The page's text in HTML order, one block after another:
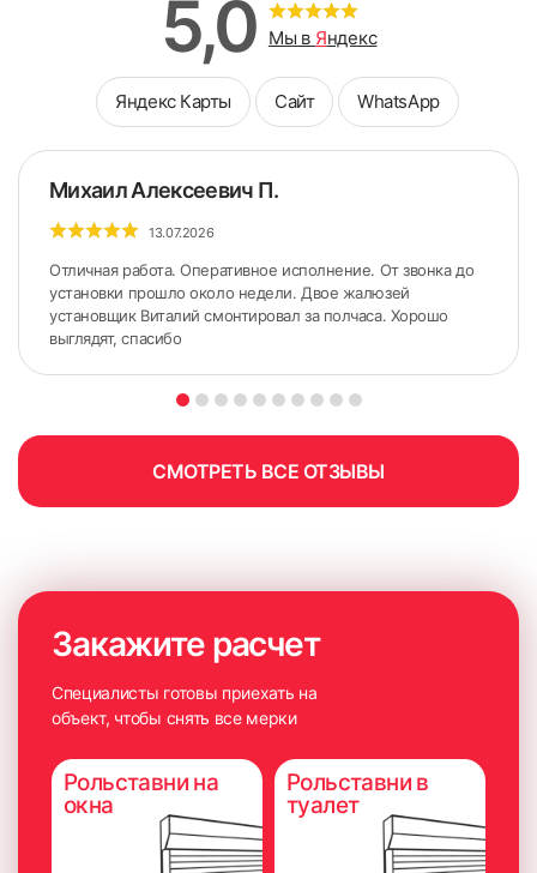
5,0 Мы в Яндекс
Яндекс Карты Сайт WhatsApp
Михаил Алексеевич П.
13.07.2026
Отличная работа. Оперативное исполнение. От звонка до
установки прошло около недели. Двое жалюзей
установщик Виталий смонтировал за полчаса. Хорошо
выглядят, спасибо
СМОТРЕТЬ ВСЕ ОТЗЫВЫ
Закажите расчет
Специалисты готовы приехать на
объект, чтобы снять все мерки
Рольставни на
окна
Рольставни в
туалет